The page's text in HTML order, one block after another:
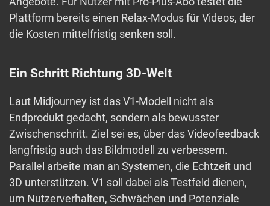
Plattform bereits einen Relax-Modus für Videos, der
die Kosten mittelfristig senken soll.
Ein Schritt Richtung 3D-Welt
Laut Midjourney ist das V1-Modell nicht als
Endprodukt gedacht, sondern als bewusster
Zwischenschritt. Ziel sei es, über das Videofeedback
langfristig auch das Bildmodell zu verbessern.
Parallel arbeite man an Systemen, die Echtzeit und
3D unterstützen. V1 soll dabei als Testfeld dienen,
um Nutzerverhalten, Schwächen und Potenziale